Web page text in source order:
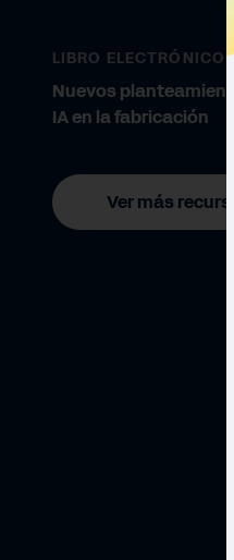
LIBRO ELECTRÓNICO
Nuevos
IA en la fabricación
Ver más